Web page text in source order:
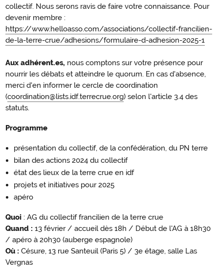
collectif. Nous serons ravis de faire votre connaissance. Pour
devenir membre :
https://www.helloasso.com/associations/collectif-francilien-
de-la-terre-crue/adhesions/formulaire-d-adhesion-2025-1
Aux adhérent.es, nous comptons sur votre présence pour
nourrir les débats et atteindre le quorum. En cas d'absence,
merci d'en informer le cercle de coordination
(coordination@lists.idf.terrecrue.org) selon l'article 3.4 des
statuts.
Programme
présentation du collectif, de la confédération, du PN terre
bilan des actions 2024 du collectif
état des lieux de la terre crue en idf
projets et initiatives pour 2025
apéro
Quoi : AG du collectif francilien de la terre crue
Quand : 13 février / accueil dès 18h / Début de l'AG à 18h30
/ apéro à 20h30 (auberge espagnole)
Où : Césure, 13 rue Santeuil (Paris 5) / 3e étage, salle Las
Vergnas